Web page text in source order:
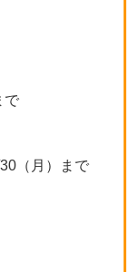
で
（月）まで